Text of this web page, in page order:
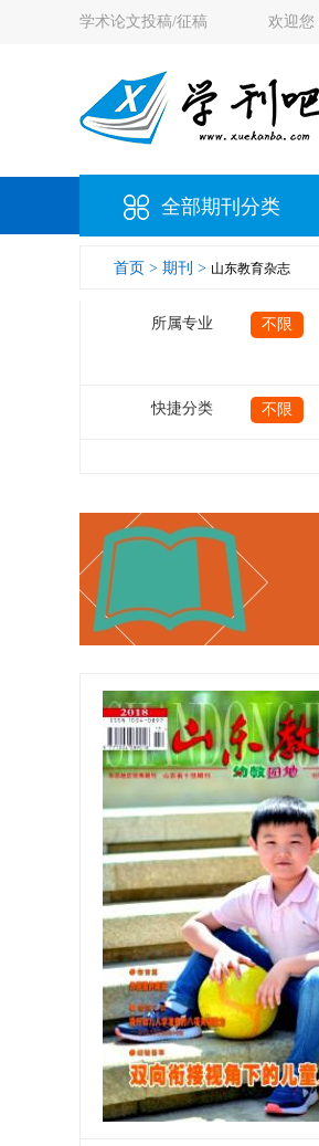
学术论文投稿/征稿 欢迎您
全部期刊分类
首页 > 期刊 > 山东教育杂志
所属专业 不限
快捷分类 不限